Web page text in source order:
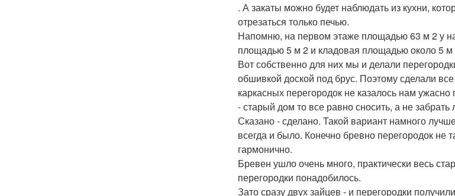
. А закаты можно будет наблюдать из кухни,
отрезаться только печью.
Напомню, на первом этаже площадью 63 м 2 у
площадью 5 м 2 и кладовая площадью около 5 м
Вот собственно для них мы и делали
обшивкой доской под брус. Поэтому сделали
каркасных перегородок не казалось нам
- старый дом то все равно сносить, а не
Сказано - сделано. Такой вариант намного
всегда и было. Конечно бревно перегородок не
гармонично.
Бревен ушло очень много, практически весь
перегородки понадобилось.
Зато сразу двух зайцев - и перегородки